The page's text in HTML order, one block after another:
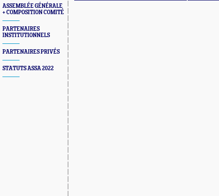
ASSEMBLÉE GÉNÉRALE
+ COMPOSITION COMITÉ
PARTENAIRES
INSTITUTIONNELS
PARTENAIRES PRIVÉS
STATUTS ASSA 2022